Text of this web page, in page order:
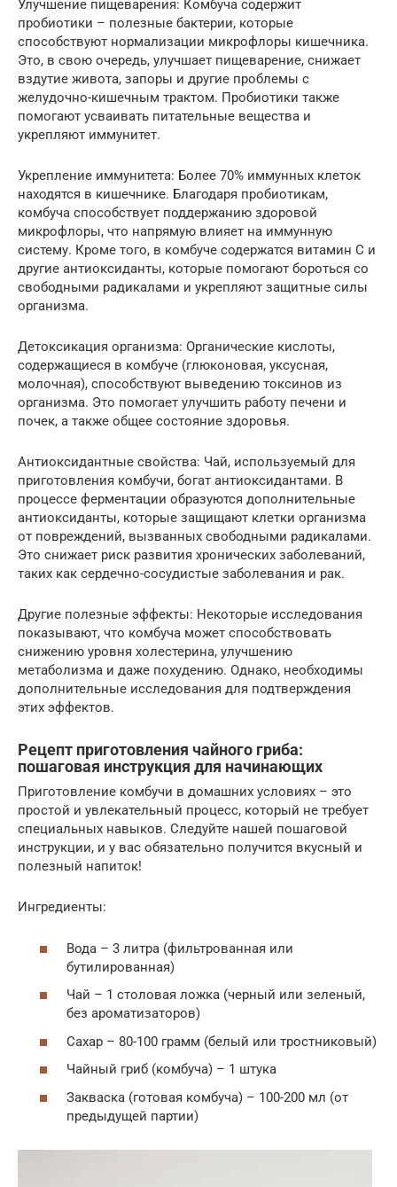
Улучшение пищеварения: Комбуча содержит
пробиотики – полезные бактерии, которые
способствуют нормализации микрофлоры кишечника.
Это, в свою очередь, улучшает пищеварение, снижает
вздутие живота, запоры и другие проблемы с
желудочно-кишечным трактом. Пробиотики также
помогают усваивать питательные вещества и
укрепляют иммунитет.
Укрепление иммунитета: Более 70% иммунных клеток
находятся в кишечнике. Благодаря пробиотикам,
комбуча способствует поддержанию здоровой
микрофлоры, что напрямую влияет на иммунную
систему. Кроме того, в комбуче содержатся витамин C и
другие антиоксиданты, которые помогают бороться со
свободными радикалами и укрепляют защитные силы
организма.
Детоксикация организма: Органические кислоты,
содержащиеся в комбуче (глюконовая, уксусная,
молочная), способствуют выведению токсинов из
организма. Это помогает улучшить работу печени и
почек, а также общее состояние здоровья.
Антиоксидантные свойства: Чай, используемый для
приготовления комбучи, богат антиоксидантами. В
процессе ферментации образуются дополнительные
антиоксиданты, которые защищают клетки организма
от повреждений, вызванных свободными радикалами.
Это снижает риск развития хронических заболеваний,
таких как сердечно-сосудистые заболевания и рак.
Другие полезные эффекты: Некоторые исследования
показывают, что комбуча может способствовать
снижению уровня холестерина, улучшению
метаболизма и даже похудению. Однако, необходимы
дополнительные исследования для подтверждения
этих эффектов.
Рецепт приготовления чайного гриба:
пошаговая инструкция для начинающих
Приготовление комбучи в домашних условиях – это
простой и увлекательный процесс, который не требует
специальных навыков. Следуйте нашей пошаговой
инструкции, и у вас обязательно получится вкусный и
полезный напиток!
Ингредиенты:
Вода – 3 литра (фильтрованная или
бутилированная)
Чай – 1 столовая ложка (черный или зеленый,
без ароматизаторов)
Сахар – 80-100 грамм (белый или тростниковый)
Чайный гриб (комбуча) – 1 штука
Закваска (готовая комбуча) – 100-200 мл (от
предыдущей партии)